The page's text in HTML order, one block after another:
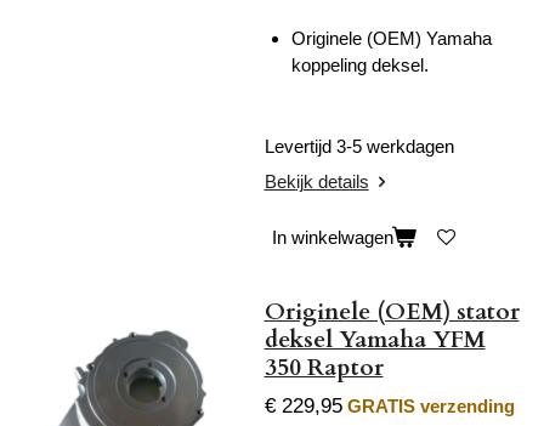
Originele (OEM) Yamaha
koppeling deksel.
Levertijd 3-5 werkdagen
Bekijk details
In winkelwagen
Originele (OEM) stator
deksel Yamaha YFM
350 Raptor
€ 229,95 GRATIS verzending